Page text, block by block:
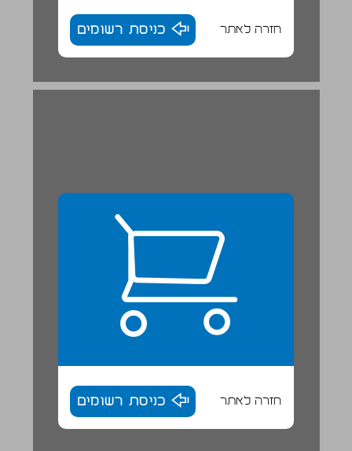
חזרה לאתר כניסת רשומים
חזרה לאתר כניסת רשומים